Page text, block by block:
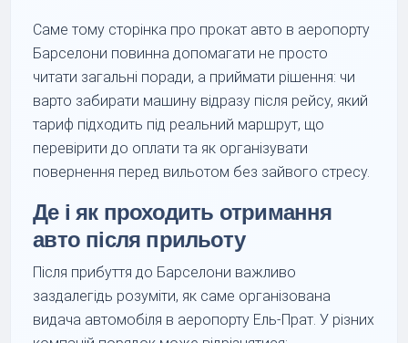
Саме тому сторінка про прокат авто в аеропорту
Барселони повинна допомагати не просто
читати загальні поради, а приймати рішення: чи
варто забирати машину відразу після рейсу, який
тариф підходить під реальний маршрут, що
перевірити до оплати та як організувати
повернення перед вильотом без зайвого стресу.
Де і як проходить отримання
авто після прильоту
Після прибуття до Барселони важливо
заздалегідь розуміти, як саме організована
видача автомобіля в аеропорту Ель-Прат. У різних